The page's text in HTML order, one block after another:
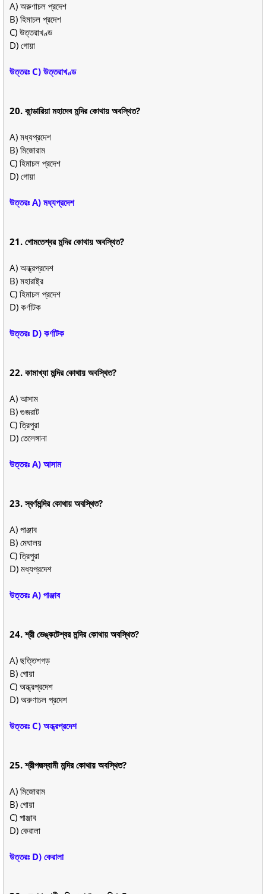
A) অরুণাচল প্রদেশ
B) হিমাচল প্রদেশ
C) উত্তরাখণ্ড
D) গোয়া
উত্তরঃ C) উত্তরাখণ্ড
20. কান্ডারিয়া মহাদেব মন্দির কোথায় অবস্থিত?
A) মধ্যপ্রদেশ
B) মিজোরাম
C) হিমাচল প্রদেশ
D) গোয়া
উত্তরঃ A) মধ্যপ্রদেশ
21. গোমতেশ্বর মন্দির কোথায় অবস্থিত?
A) অন্ধ্রপ্রদেশ
B) মহারাষ্ট্র
C) হিমাচল প্রদেশ
D) কর্ণাটক
উত্তরঃ D) কর্ণাটক
22. কামাখ্যা মন্দির কোথায় অবস্থিত?
A) আসাম
B) গুজরাট
C) ত্রিপুরা
D) তেলেঙ্গানা
উত্তরঃ A) আসাম
23. স্বর্ণমন্দির কোথায় অবস্থিত?
A) পাঞ্জাব
B) মেঘালয়
C) ত্রিপুরা
D) মধ্যপ্রদেশ
উত্তরঃ A) পাঞ্জাব
24. শ্রী ভেঙ্কটেশ্বর মন্দির কোথায় অবস্থিত?
A) ছত্তিশগড়
B) গোয়া
C) অন্ধ্রপ্রদেশ
D) অরুণাচল প্রদেশ
উত্তরঃ C) অন্ধ্রপ্রদেশ
25. শ্রীপদ্মস্বামী মন্দির কোথায় অবস্থিত?
A) মিজোরাম
B) গোয়া
C) পাঞ্জাব
D) কেরালা
উত্তরঃ D) কেরালা